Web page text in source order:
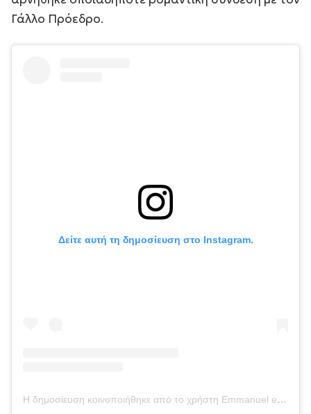
Γάλλο Πρόεδρο.
Δείτε αυτή τη δημοσίευση στο Instagram.
Η δημοσίευση κοινοποιήθηκε από το χρήστη Emmanuel et Brigitte Macron (@emmanueletbrigittemacron)